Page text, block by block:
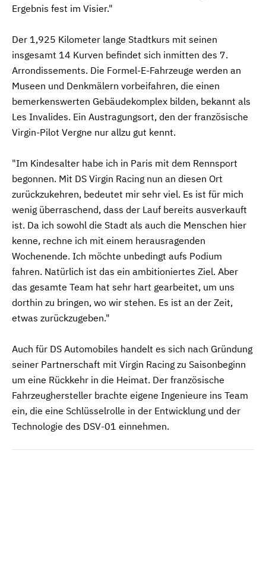
Ergebnis fest im Visier."
Der 1,925 Kilometer lange Stadtkurs mit seinen
insgesamt 14 Kurven befindet sich inmitten des 7.
Arrondissements. Die Formel-E-Fahrzeuge werden an
Museen und Denkmälern vorbeifahren, die einen
bemerkenswerten Gebäudekomplex bilden, bekannt als
Les Invalides. Ein Austragungsort, den der französische
Virgin-Pilot Vergne nur allzu gut kennt.
"Im Kindesalter habe ich in Paris mit dem Rennsport
begonnen. Mit DS Virgin Racing nun an diesen Ort
zurückzukehren, bedeutet mir sehr viel. Es ist für mich
wenig überraschend, dass der Lauf bereits ausverkauft
ist. Da ich sowohl die Stadt als auch die Menschen hier
kenne, rechne ich mit einem herausragenden
Wochenende. Ich möchte unbedingt aufs Podium
fahren. Natürlich ist das ein ambitioniertes Ziel. Aber
das gesamte Team hat sehr hart gearbeitet, um uns
dorthin zu bringen, wo wir stehen. Es ist an der Zeit,
etwas zurückzugeben."
Auch für DS Automobiles handelt es sich nach Gründung
seiner Partnerschaft mit Virgin Racing zu Saisonbeginn
um eine Rückkehr in die Heimat. Der französische
Fahrzeughersteller brachte eigene Ingenieure ins Team
ein, die eine Schlüsselrolle in der Entwicklung und der
Technologie des DSV-01 einnehmen.